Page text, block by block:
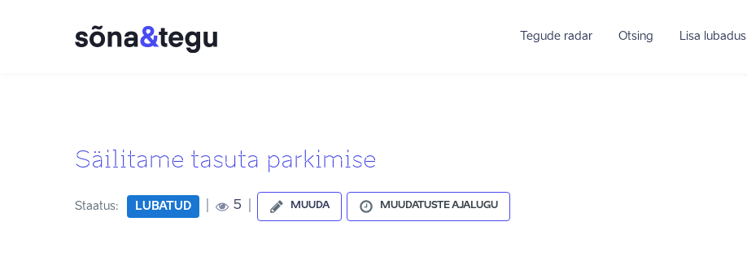
Tegude radar Otsing Lisa lubadus
Säilitame tasuta parkimise
Staatus: LUBATUD 5 MUUDA MUUDATUSTE AJALUGU